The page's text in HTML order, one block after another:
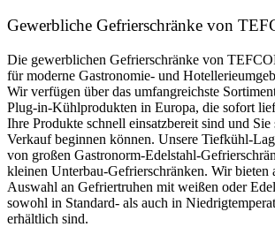
Gewerbliche Gefrierschränke von
Die gewerblichen Gefrierschränke von
für moderne Gastronomie- und
Wir verfügen über das umfangreichste
Plug-in-Kühlprodukten in Europa, die sofort
Ihre Produkte schnell einsatzbereit sind und
Verkauf beginnen können. Unsere Tiefkühl-
von großen Gastronorm-Edelstahl-
kleinen Unterbau-Gefrierschränken. Wir bieten
Auswahl an Gefriertruhen mit weißen oder
sowohl in Standard- als auch in
erhältlich sind.